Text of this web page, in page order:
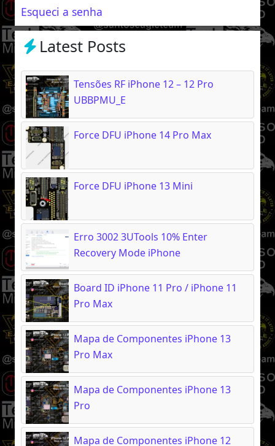
Esqueci a senha
Latest Posts
Tensões RF iPhone 12 – 12 Pro
UBBPMU_E
Force DFU iPhone 14 Pro Max
Force DFU iPhone 13 Mini
Erro 3002 3UTools 10% Enter
Recovery Mode iPhone
Board ID iPhone 11 Pro / iPhone 11
Pro Max
Mapa de Componentes iPhone 13
Pro Max
Mapa de Componentes iPhone 13
Pro
Mapa de Componentes iPhone 12